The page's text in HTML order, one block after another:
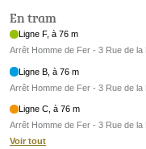
En tram
Ligne F, à 76 m
Arrêt Homme de Fer - 3 Rue de la
Ligne B, à 76 m
Arrêt Homme de Fer - 3 Rue de la
Ligne C, à 76 m
Arrêt Homme de Fer - 3 Rue de la
Voir tout